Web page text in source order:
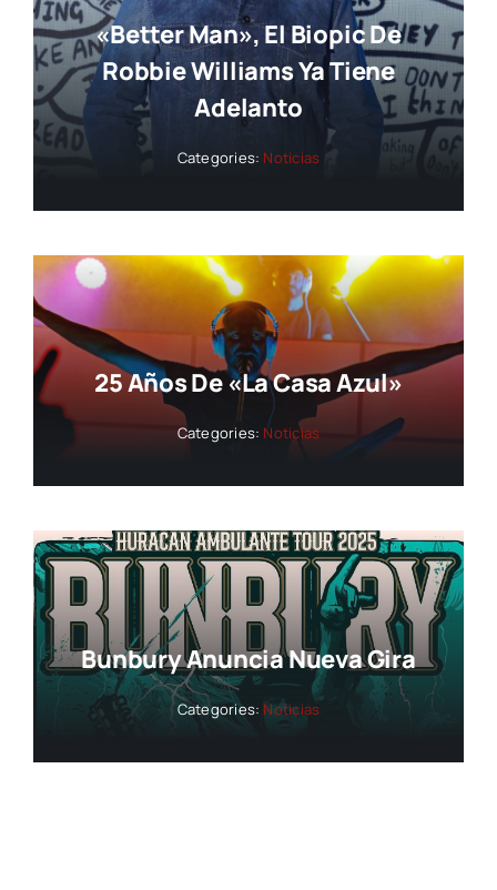
«Better Man», El Biopic De
Robbie Williams Ya Tiene
Adelanto
Categories: Noticias
25 Años De «La Casa Azul»
Categories: Noticias
Bunbury Anuncia Nueva Gira
Categories: Noticias